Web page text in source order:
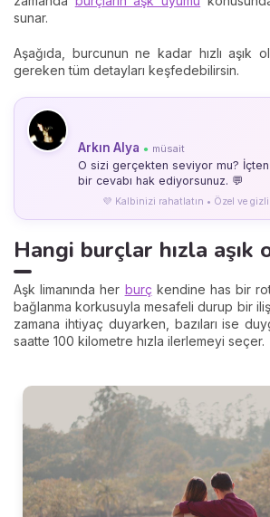
sunar.
Aşağıda, burcunun ne kadar hızlı aşık
gereken tüm detayları keşfedebilirsin.
Arkın Alya ● müsait
O sizi gerçekten seviyor mu? İçten
bir cevabı hak ediyorsunuz. 💬
💜 Kalbinizi rahatlatın • Özel ve
Hangi burçlar hızla aşık
Aşk limanında her burç kendine has bir
bağlanma korkusuyla mesafeli durup bir
zamana ihtiyaç duyarken, bazıları ise
saatte 100 kilometre hızla ilerlemeyi seçer.